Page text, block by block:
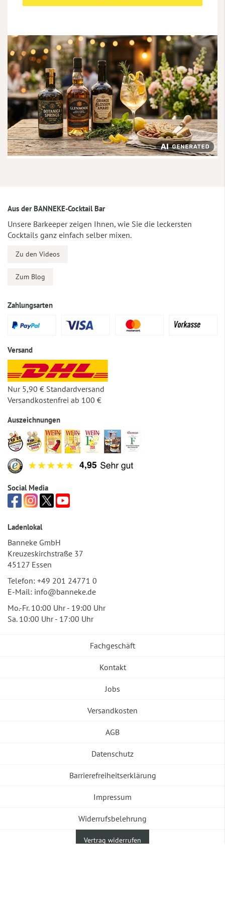
Aus der BANNEKE-Cocktail Bar
Unsere Barkeeper zeigen Ihnen, wie Sie die leckersten
Cocktails ganz einfach selber mixen.
Zu den Videos
Zum Blog
Zahlungsarten
Versand
Nur 5,90 € Standardversand
Versandkostenfrei ab 100 €
Auszeichnungen
Social Media
Ladenlokal
Banneke GmbH
Kreuzeskirchstraße 37
45127 Essen
Telefon: +49 201 24771 0
E-Mail: info@banneke.de
Mo.-Fr. 10:00 Uhr - 19:00 Uhr
Sa. 10:00 Uhr - 17:00 Uhr
Fachgeschäft
Kontakt
Jobs
Versandkosten
AGB
Datenschutz
Barrierefreiheitserklärung
Impressum
Widerrufsbelehrung
Vertrag widerrufen